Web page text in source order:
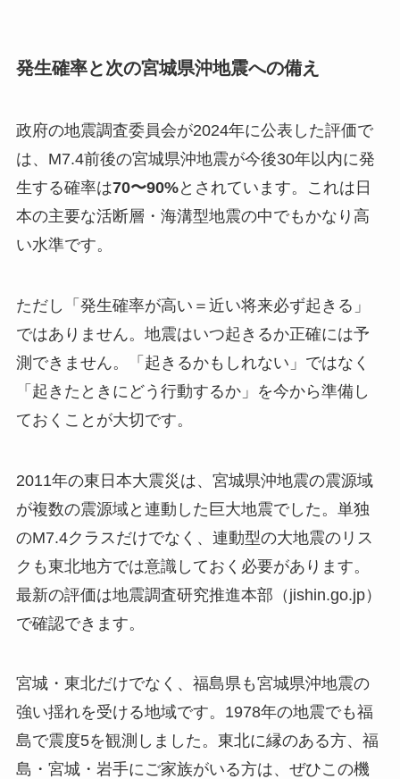
発生確率と次の宮城県沖地震への備え
政府の地震調査委員会が2024年に公表した評価で
は、M7.4前後の宮城県沖地震が今後30年以内に発
生する確率は70〜90%とされています。これは日
本の主要な活断層・海溝型地震の中でもかなり高
い水準です。
ただし「発生確率が高い＝近い将来必ず起きる」
ではありません。地震はいつ起きるか正確には予
測できません。「起きるかもしれない」ではなく
「起きたときにどう行動するか」を今から準備し
ておくことが大切です。
2011年の東日本大震災は、宮城県沖地震の震源域
が複数の震源域と連動した巨大地震でした。単独
のM7.4クラスだけでなく、連動型の大地震のリス
クも東北地方では意識しておく必要があります。
最新の評価は地震調査研究推進本部（jishin.go.jp）
で確認できます。
宮城・東北だけでなく、福島県も宮城県沖地震の
強い揺れを受ける地域です。1978年の地震でも福
島で震度5を観測しました。東北に縁のある方、福
島・宮城・岩手にご家族がいる方は、ぜひこの機